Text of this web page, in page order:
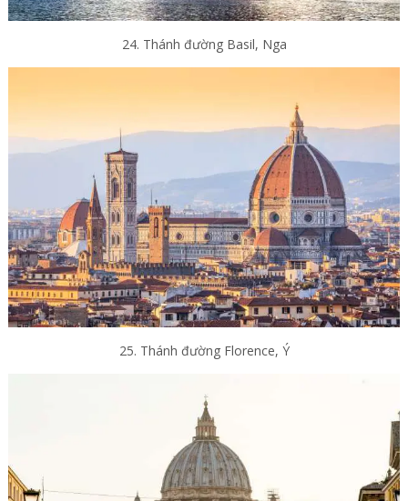
24. Thánh đường Basil, Nga
25. Thánh đường Florence, Ý